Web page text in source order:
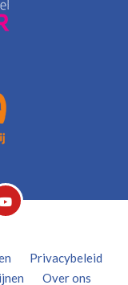
Privacybeleid
Over ons